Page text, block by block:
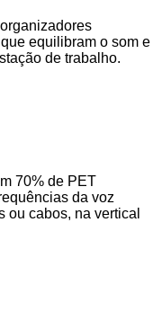
equilibram o som e
de trabalho.
70% de PET
da voz
ou cabos, na vertical